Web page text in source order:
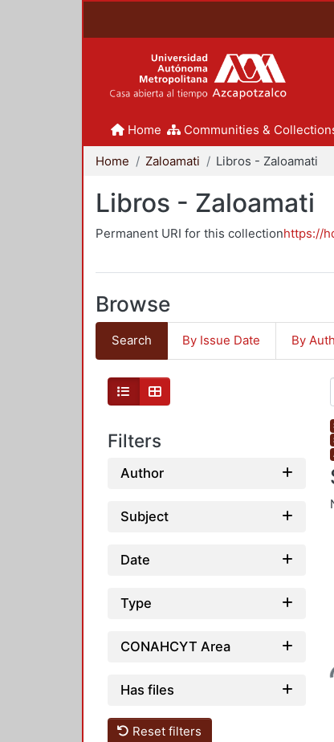
Home Communities &
Home Zaloamati Libros - Zaloamati
Libros - Zaloamati
Permanent URI for this collectionhttps://
Browse
Search By Issue Date By
Filters
Author
Subject
Date
Type
CONAHCYT Area
Has files
Reset filters